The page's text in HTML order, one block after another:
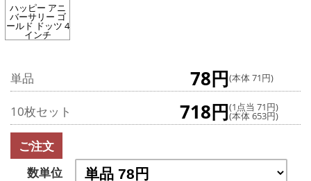
ハッピー アニ
バーサリー ゴ
ールド ドッツ 4
インチ
単品 78円(本体 71円)
10枚セット 718円(1点当 71円)
(本体 653円)
ご注文
数単位